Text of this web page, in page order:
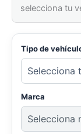
selecciona tu
Tipo de
Marca